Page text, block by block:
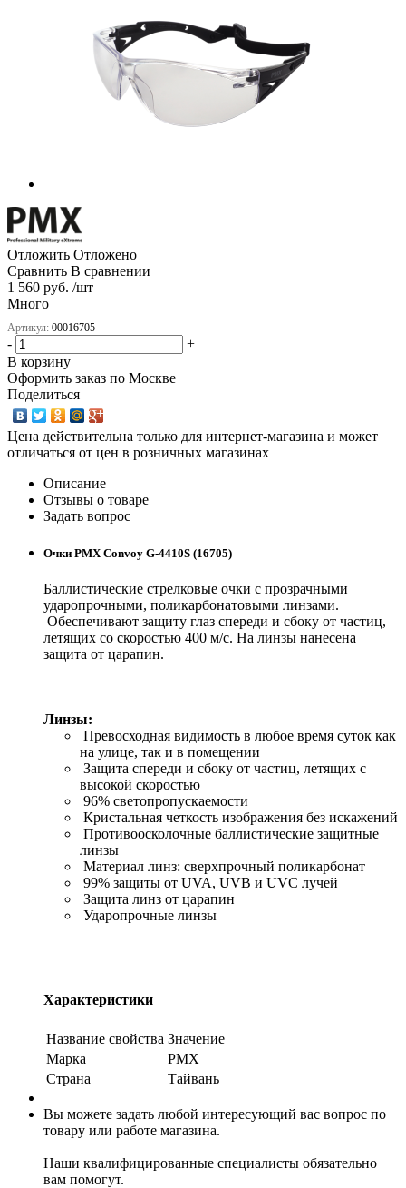
Отложить Отложено
Сравнить В сравнении
1 560 руб. /шт
Много
Артикул: 00016705
-
+
В корзину
Оформить заказ по Москве
Поделиться
Цена действительна только для интернет-магазина и может
отличаться от цен в розничных магазинах
Описание
Отзывы о товаре
Задать вопрос
Очки PMX Convoy G-4410S (16705)
Баллистические стрелковые очки с прозрачными
ударопрочными, поликарбонатовыми линзами.
Обеспечивают защиту глаз спереди и сбоку от частиц,
летящих со скоростью 400 м/с. На линзы нанесена
защита от царапин.
Линзы:
Превосходная видимость в любое время суток как
на улице, так и в помещении
Защита спереди и сбоку от частиц, летящих с
высокой скоростью
96% светопропускаемости
Кристальная четкость изображения без искажений
Противоосколочные баллистические защитные
линзы
Материал линз: сверхпрочный поликарбонат
99% защиты от UVA, UVB и UVC лучей
Защита линз от царапин
Ударопрочные линзы
Характеристики
Название свойства Значение
Марка
PMX
Страна
Тайвань
Вы можете задать любой интересующий вас вопрос по
товару или работе магазина.
Наши квалифицированные специалисты обязательно
вам помогут.